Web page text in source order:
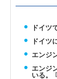
ドイツ
ドイツ
エンジ
エンジ
いる。